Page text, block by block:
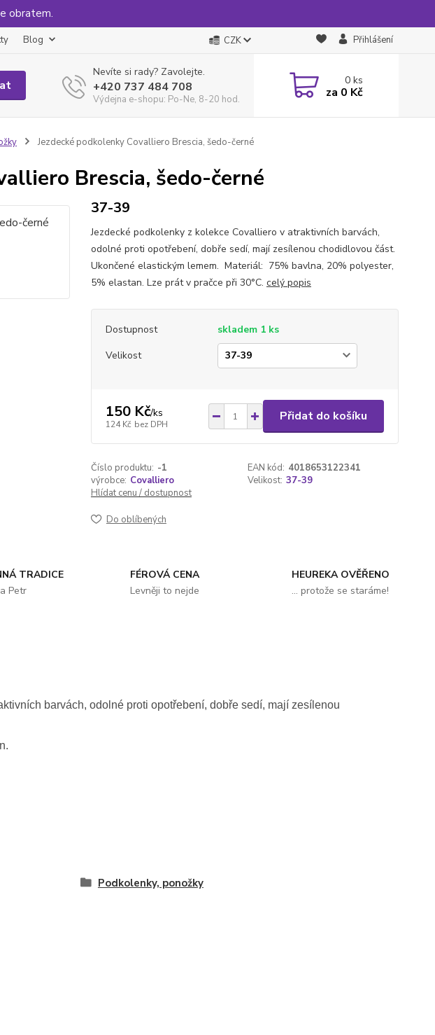
obratem.
Blog CZK Přihlášení
Nevíte si rady? Zavolejte.
+420 737 484 708
Výdejna e-shopu: Po-Ne, 8-20 hod.
0ks
za 0 Kč
Jezdecké podkolenky Covalliero Brescia, šedo-černé
Brescia, šedo-černé
37-39
Jezdecké podkolenky z kolekce Covalliero v atraktivních barvách,
odolné proti opotřebení, dobře sedí, mají zesílenou chodidlovou část.
Ukončené elastickým lemem. Materiál: 75% bavlna, 20% polyester,
5% elastan. Lze prát v pračce při 30°C. celý popis
Dostupnost
skladem 1 ks
Velikost
150 Kč/ks
124 Kč bez DPH
Přidat do košíku
Číslo produktu: -1 EAN kód: 4018653122341
výrobce: Covalliero Velikost: 37-39
Hlídat cenu / dostupnost
Do oblíbených
TRADICE
Petr
FÉROVÁ CENA
Levněji to nejde
HEUREKA OVĚŘENO
... protože se staráme!
barvách, odolné proti opotřebení, dobře sedí, mají zesílenou
Podkolenky, ponožky